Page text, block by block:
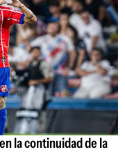
la continuidad de la